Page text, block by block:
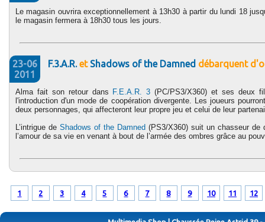
Le magasin ouvrira exceptionnellement à 13h30 à partir du lundi 18
le magasin fermera à 18h30 tous les jours.
23-06
2011
F.3.A.R.etShadows of the Damned débarquent
Alma fait son retour dans F.E.A.R. 3 (PC/PS3/X360) et ses deux
l'introduction d'un mode de coopération divergente. Les joueurs
deux personnages, qui affecteront leur propre jeu et celui de leur
L’intrigue de Shadows of the Damned (PS3/X360) suit un chasseur
l’amour de sa vie en venant à bout de l’armée des ombres grâce au
1 2 3 4 5 6 7 8 9 10 11 12